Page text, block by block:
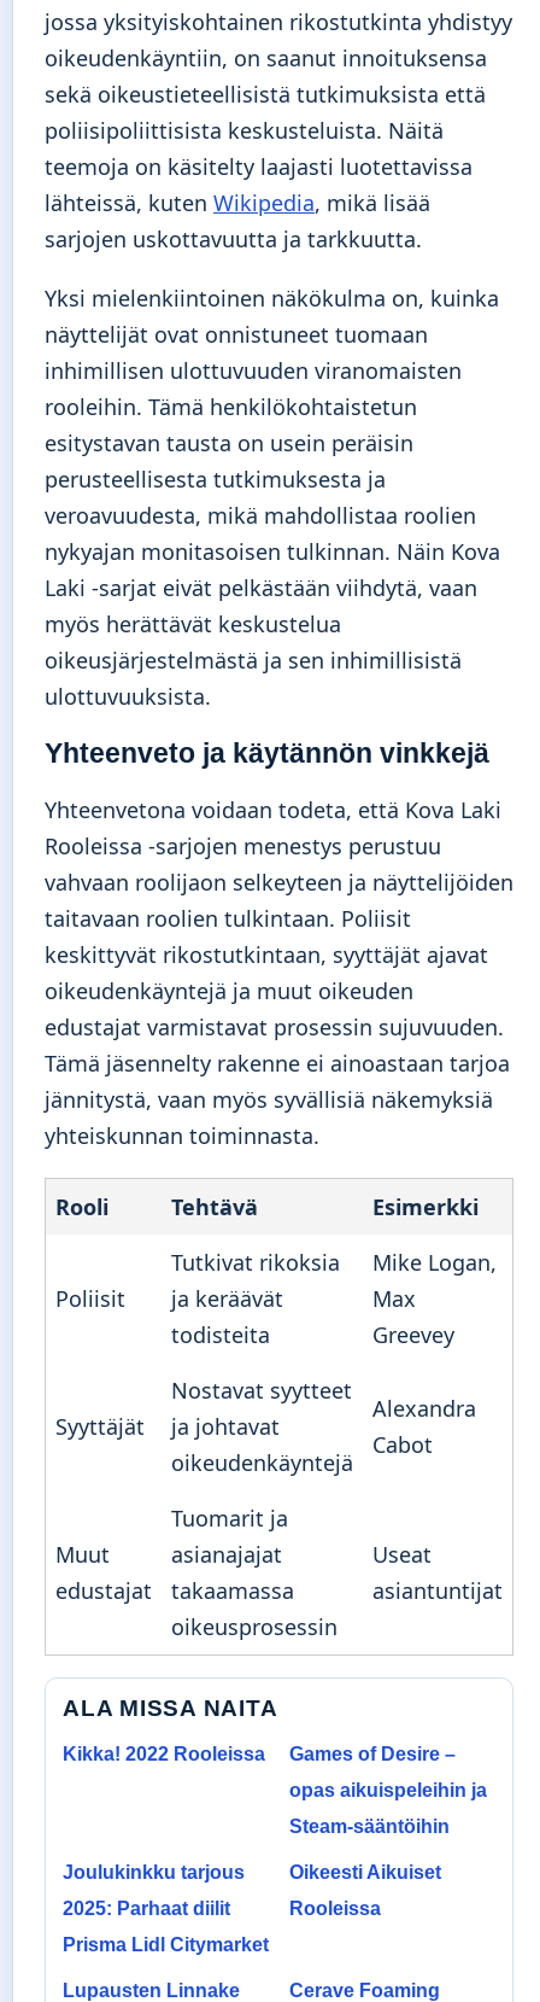
jossa yksityiskohtainen rikostutkinta yhdistyy
oikeudenkäyntiin, on saanut innoituksensa
sekä oikeustieteellisistä tutkimuksista että
poliisipoliittisista keskusteluista. Näitä
teemoja on käsitelty laajasti luotettavissa
lähteissä, kuten Wikipedia, mikä lisää
sarjojen uskottavuutta ja tarkkuutta.
Yksi mielenkiintoinen näkökulma on, kuinka
näyttelijät ovat onnistuneet tuomaan
inhimillisen ulottuvuuden viranomaisten
rooleihin. Tämä henkilökohtaistetun
esitystavan tausta on usein peräisin
perusteellisesta tutkimuksesta ja
veroavuudesta, mikä mahdollistaa roolien
nykyajan monitasoisen tulkinnan. Näin Kova
Laki -sarjat eivät pelkästään viihdytä, vaan
myös herättävät keskustelua
oikeusjärjestelmästä ja sen inhimillisistä
ulottuvuuksista.
Yhteenveto ja käytännön vinkkejä
Yhteenvetona voidaan todeta, että Kova Laki
Rooleissa -sarjojen menestys perustuu
vahvaan roolijaon selkeyteen ja näyttelijöiden
taitavaan roolien tulkintaan. Poliisit
keskittyvät rikostutkintaan, syyttäjät ajavat
oikeudenkäyntejä ja muut oikeuden
edustajat varmistavat prosessin sujuvuuden.
Tämä jäsennelty rakenne ei ainoastaan tarjoa
jännitystä, vaan myös syvällisiä näkemyksiä
yhteiskunnan toiminnasta.
Rooli Tehtävä Esimerkki
Poliisit
Tutkivat rikoksia
ja keräävät
todisteita
Mike Logan,
Max
Greevey
Syyttäjät
Nostavat syytteet
ja johtavat
oikeudenkäyntejä
Alexandra
Cabot
Muut
edustajat
Tuomarit ja
asianajajat
takaamassa
oikeusprosessin
Useat
asiantuntijat
ALA MISSA NAITA
Kikka! 2022 Rooleissa
Games of Desire –
opas aikuispeleihin ja
Steam-sääntöihin
Joulukinkku tarjous
2025: Parhaat diilit
Prisma Lidl Citymarket
Oikeesti Aikuiset
Rooleissa
Lupausten Linnake Cerave Foaming